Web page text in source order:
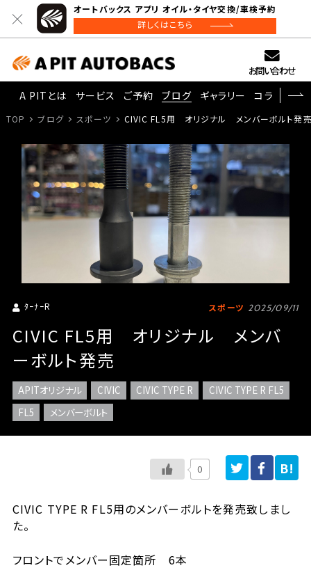
オートバックス アプリ オイル・タイヤ交換/車検予約
詳しくはこちら
お問い合わせ
A PITとは
サービス ご予約 ブログ ギャラリー コラム
TOP ブログ スポーツ CIVIC FL5用 オリジナル メンバーボルト発
ﾀｰﾅｰR スポーツ 2025/09/11
CIVIC FL5用 オリジナル メンバ
ーボルト発売
APITオリジナル CIVIC CIVIC TYPE R
CIVIC TYPE R FL5
FL5
メンバーボルト
0
CIVIC TYPE R FL5用のメンバーボルトを発売致しまし
た。
フロントでメンバー固定箇所 6本